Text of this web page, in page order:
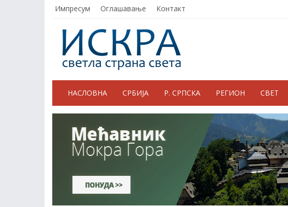
Импресум Оглашавање Контакт
НАСЛОВНА СРБИЈА Р. СРПСКА РЕГИОН СВЕТ